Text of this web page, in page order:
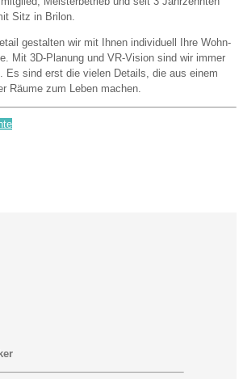
Sitz in Brilon.
gestalten wir mit Ihnen individuell Ihre Wohn-
Mit 3D-Planung und VR-Vision sind wir immer
Es sind erst die vielen Details, die aus einem
Räume zum Leben machen.